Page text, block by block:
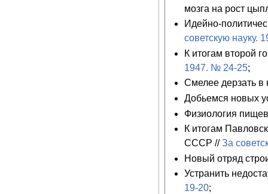
мозга на рост
Идейно-
советскую науку.
К итогам второй
1947. № 24-25;
Смелее дерзать в
Добьемся новых
Физиология
К итогам
СССР //За
Новый отряд
Устранить
19-20;